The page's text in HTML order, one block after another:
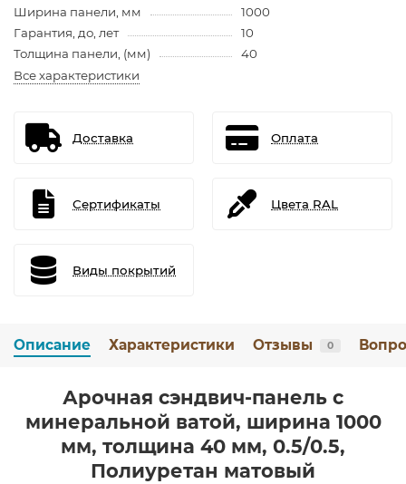
Ширина панели, мм
1000
Гарантия, до, лет
10
Толщина панели, (мм)
40
Все характеристики
Доставка Оплата
Сертификаты Цвета RAL
Виды покрытий
Описание Характеристики Отзывы 0
Арочная сэндвич-панель с
минеральной ватой, ширина 1000
мм, толщина 40 мм, 0.5/0.5,
Полиуретан матовый